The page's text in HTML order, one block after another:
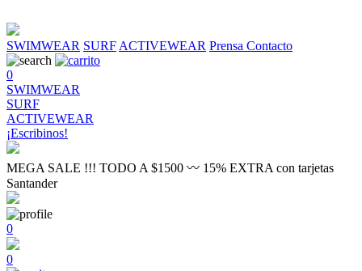
SWIMWEAR SURF ACTIVEWEAR Prensa Contacto
0
SWIMWEAR
SURF
ACTIVEWEAR
¡Escribinos!
MEGA SALE !!! TODO A $1500 〰 15% EXTRA con tarjetas
Santander
0
0